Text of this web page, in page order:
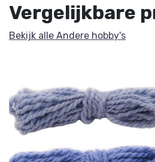
Vergelijkbare
Bekijk alle Andere hobby's